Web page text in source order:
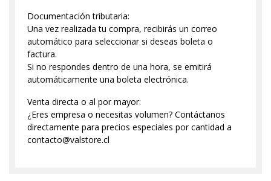
Documentación tributaria:
Una vez realizada tu compra, recibirás un correo
automático para seleccionar si deseas boleta o
factura.
Si no respondes dentro de una hora, se emitirá
automáticamente una boleta electrónica.
Venta directa o al por mayor:
¿Eres empresa o necesitas volumen? Contáctanos
directamente para precios especiales por cantidad a
contacto@valstore.cl